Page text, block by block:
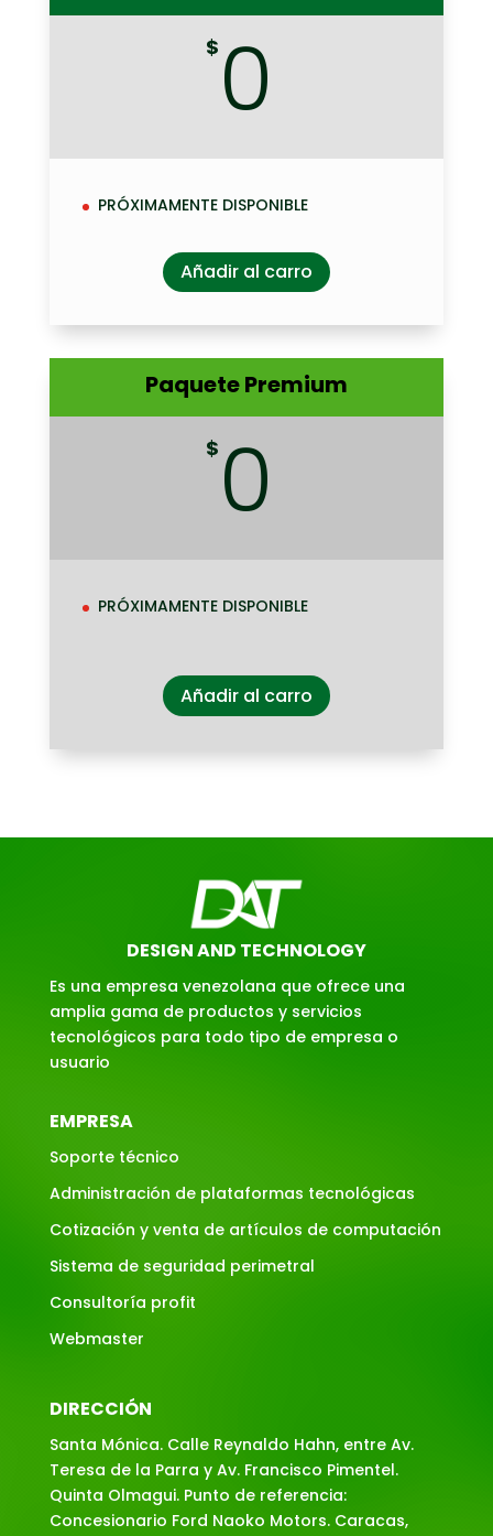
$ 0
PRÓXIMAMENTE DISPONIBLE
Añadir al carro
Paquete Premium
$ 0
PRÓXIMAMENTE DISPONIBLE
Añadir al carro
DESIGN AND TECHNOLOGY
Es una empresa venezolana que ofrece una
amplia gama de productos y servicios
tecnológicos para todo tipo de empresa o
usuario
EMPRESA
Soporte técnico
Administración de plataformas tecnológicas
Cotización y venta de artículos de computación
Sistema de seguridad perimetral
Consultoría profit
Webmaster
DIRECCIÓN
Santa Mónica. Calle Reynaldo Hahn, entre Av.
Teresa de la Parra y Av. Francisco Pimentel.
Quinta Olmagui. Punto de referencia:
Concesionario Ford Naoko Motors. Caracas,